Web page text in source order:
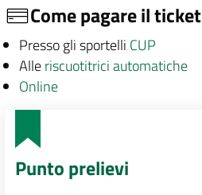
Come pagare il ticket
Presso gli sportelli CUP
Alleriscuotitrici automatiche
Online
Punto prelievi